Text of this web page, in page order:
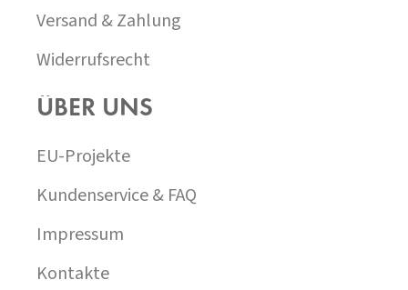
Versand & Zahlung
Widerrufsrecht
ÜBER UNS
EU-Projekte
Kundenservice & FAQ
Impressum
Kontakte